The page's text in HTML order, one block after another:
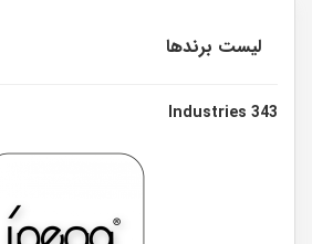
لیست برندها
343 Industries